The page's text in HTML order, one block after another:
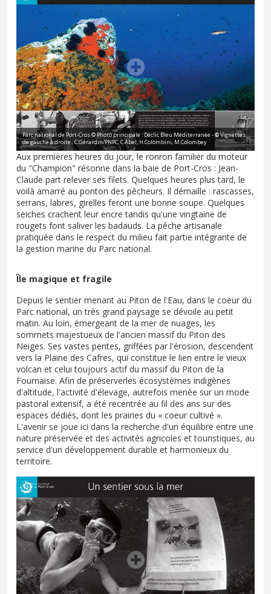
Parc national de Port-Cros © Photo principale : Déclic Bleu Méditerranée - © Vignettes
de gauche à droite : C.Gérardin/PNPC, C.Abel, H.Colombini, M.Colombey
Aux premières heures du jour, le ronron familier du moteur
du "Champion" résonne dans la baie de Port-Cros : Jean-
Claude part relever ses filets. Quelques heures plus tard, le
voilà amarré au ponton des pêcheurs. Il démaille : rascasses,
serrans, labres, girelles feront une bonne soupe. Quelques
seiches crachent leur encre tandis qu'une vingtaine de
rougets font saliver les badauds. La pêche artisanale
pratiquée dans le respect du milieu fait partie intégrante de
la gestion marine du Parc national.
Île magique et fragile
Depuis le sentier menant au Piton de l'Eau, dans le coeur du
Parc national, un très grand paysage se dévoile au petit
matin. Au loin, émergeant de la mer de nuages, les
sommets majestueux de l'ancien massif du Piton des
Neiges. Ses vastes pentes, griffées par l'érosion, descendent
vers la Plaine des Cafres, qui constitue le lien entre le vieux
volcan et celui toujours actif du massif du Piton de la
Fournaise. Afin de préserverles écosystèmes indigènes
d'altitude, l'activité d'élevage, autrefois menée sur un mode
pastoral extensif, a été recentrée au fil des ans sur des
espaces dédiés, dont les prairies du « coeur cultivé ».
L'avenir se joue ici dans la recherche d'un équilibre entre une
nature préservée et des activités agricoles et touristiques, au
service d'un développement durable et harmonieux du
territoire.